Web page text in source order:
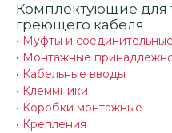
Комплектующие для
греющего кабеля
• Муфты и
• Монтажные
• Кабельные вводы
• Клеммники
• Коробки монтажные
• Крепления